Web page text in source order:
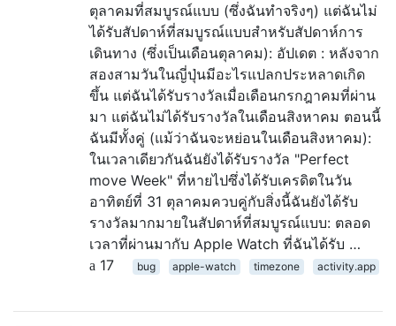
ตุลาคมที่สมบูรณ์แบบ (ซึ่งฉันทำจริงๆ) แต่ฉันไม่
ได้รับสัปดาห์ที่สมบูรณ์แบบสำหรับสัปดาห์การ
เดินทาง (ซึ่งเป็นเดือนตุลาคม): อัปเดต : หลังจาก
สองสามวันในญี่ปุ่นมีอะไรแปลกประหลาดเกิด
ขึ้น แต่ฉันได้รับรางวัลเมื่อเดือนกรกฎาคมที่ผ่าน
มา แต่ฉันไม่ได้รับรางวัลในเดือนสิงหาคม ตอนนี้
ฉันมีทั้งคู่ (แม้ว่าฉันจะหย่อนในเดือนสิงหาคม):
ในเวลาเดียวกันฉันยังได้รับรางวัล "Perfect
move Week" ที่หายไปซึ่งได้รับเครดิตในวัน
อาทิตย์ที่ 31 ตุลาคมควบคู่กับสิ่งนี้ฉันยังได้รับ
รางวัลมากมายในสัปดาห์ที่สมบูรณ์แบบ: ตลอด
เวลาที่ผ่านมากับ Apple Watch ที่ฉันได้รับ …
17
bug apple-watch timezone activity.app